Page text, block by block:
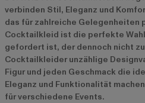
verbinden Stil, Eleganz und
das für zahlreiche Gelegenheiten
Cocktailkleid ist die perfekte
gefordert ist, der dennoch nicht
Cocktailkleider unzählige
Figur und jeden Geschmack die
Eleganz und Funktionalität
für verschiedene Events.